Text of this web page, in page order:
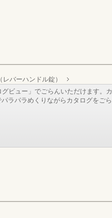
レバーハンドル錠）
ビュー」でごらんいただけます。カ
ラパラめくりながらカタログをごら